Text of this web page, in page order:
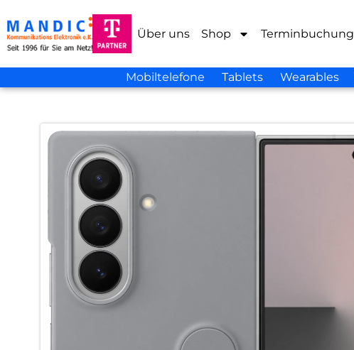
Über uns Shop Terminbuchung
Mobiltelefone Tablets Wearables